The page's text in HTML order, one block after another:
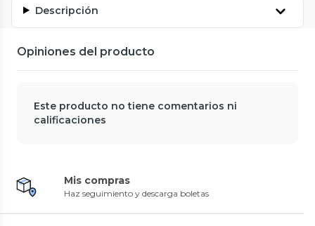
Descripción
Opiniones del producto
Este producto no tiene comentarios ni
calificaciones
Mis compras
Haz seguimiento y descarga boletas